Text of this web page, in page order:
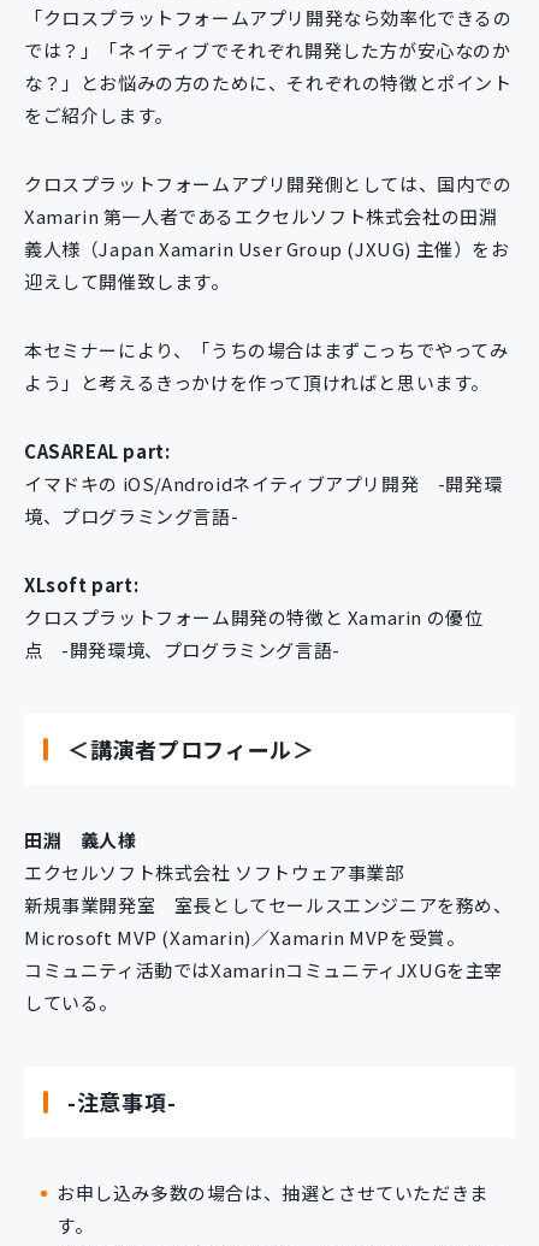
「クロスプラットフォームアプリ開発なら効率化できるの
では？」「ネイティブでそれぞれ開発した方が安心なのか
な？」とお悩みの方のために、それぞれの特徴とポイント
をご紹介します。
クロスプラットフォームアプリ開発側としては、国内での
Xamarin 第一人者であるエクセルソフト株式会社の田淵
義人様（Japan Xamarin User Group (JXUG) 主催）をお
迎えして開催致します。
本セミナーにより、「うちの場合はまずこっちでやってみ
よう」と考えるきっかけを作って頂ければと思います。
CASAREAL part:
イマドキの iOS/Androidネイティブアプリ開発 -開発環
境、プログラミング言語-
XLsoft part:
クロスプラットフォーム開発の特徴と Xamarin の優位
点 -開発環境、プログラミング言語-
＜講演者プロフィール＞
田淵 義人様
エクセルソフト株式会社 ソフトウェア事業部
新規事業開発室 室長としてセールスエンジニアを務め、
Microsoft MVP (Xamarin)／Xamarin MVPを受賞。
コミュニティ活動ではXamarinコミュニティJXUGを主宰
している。
-注意事項-
お申し込み多数の場合は、抽選とさせていただきま
す。